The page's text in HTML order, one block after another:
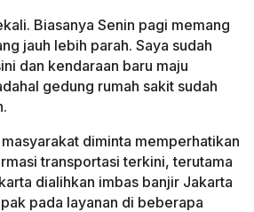
Biasanya Senin pagi memang
jauh lebih parah. Saya sudah
dan kendaraan baru maju
gedung rumah sakit sudah
diminta memperhatikan
transportasi terkini, terutama
dialihkan imbas banjir Jakarta
pada layanan di beberapa